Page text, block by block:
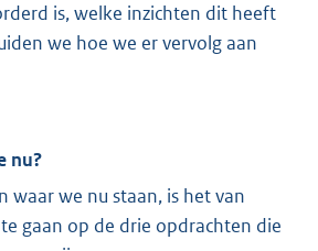
is, welke inzichten dit heeft
we hoe we er vervolg aan
nu?
waar we nu staan, is het van
gaan op de drie opdrachten die